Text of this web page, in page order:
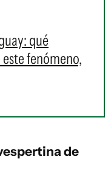
qué
fenómeno,
de